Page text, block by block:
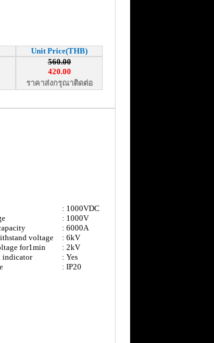
Unit Price(THB)
560.00
420.00
ราคาส่งกรุณาติดต่อ
: 1000VDC
: 1000V
: 6000A
voltage
: 6kV
for1min
: 2kV
indicator
: Yes
: IP20